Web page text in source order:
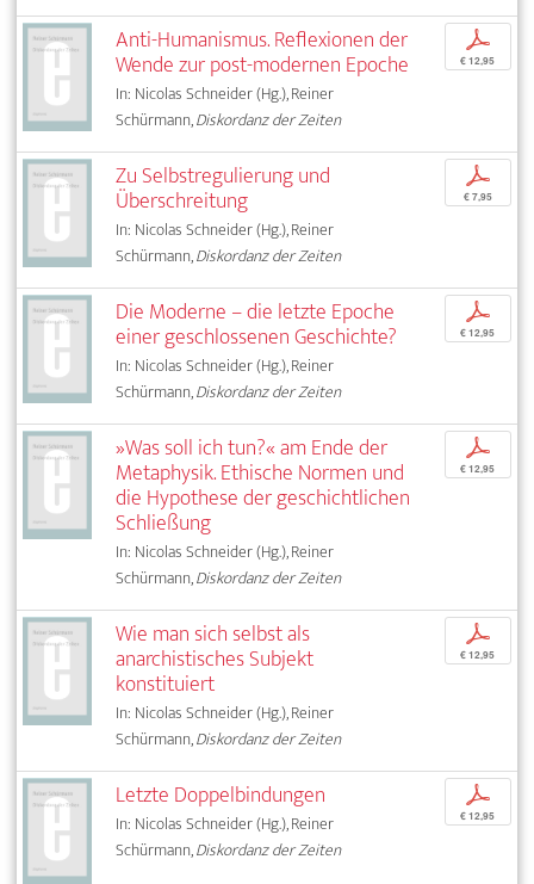
Anti-Humanismus. Reflexionen der
Wende zur post-modernen Epoche
In: Nicolas Schneider (Hg.), Reiner
Schürmann,Diskordanz der Zeiten
p
€ 12,95
Zu Selbstregulierung und
Überschreitung
In: Nicolas Schneider (Hg.), Reiner
Schürmann,Diskordanz der Zeiten
p
€ 7,95
Die Moderne – die letzte Epoche
einer geschlossenen Geschichte?
In: Nicolas Schneider (Hg.), Reiner
Schürmann,Diskordanz der Zeiten
p
€ 12,95
»Was soll ich tun?« am Ende der
Metaphysik. Ethische Normen und
die Hypothese der geschichtlichen
Schließung
In: Nicolas Schneider (Hg.), Reiner
Schürmann,Diskordanz der Zeiten
p
€ 12,95
Wie man sich selbst als
anarchistisches Subjekt
konstituiert
In: Nicolas Schneider (Hg.), Reiner
Schürmann,Diskordanz der Zeiten
p
€ 12,95
Letzte Doppelbindungen
In: Nicolas Schneider (Hg.), Reiner
Schürmann,Diskordanz der Zeiten
p
€ 12,95